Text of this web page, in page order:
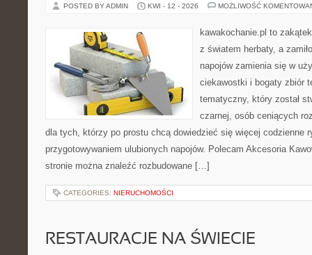
POSTED BY ADMIN KWI - 12 - 2026 MOŻLIWOŚĆ
kawakochanie.pl to
z światem herbaty, a
napojów zamienia się w
ciekawostki i bogaty zbiór
tematyczny, który został
czarnej, osób ceniących
dla tych, którzy po prostu chcą dowiedzieć się więcej codzienne
przygotowywaniem ulubionych napojów. Polecam Akcesoria
stronie można znaleźć rozbudowane […]
CATEGORIES: NIERUCHOMOŚCI
RESTAURACJE NA ŚWIECIE